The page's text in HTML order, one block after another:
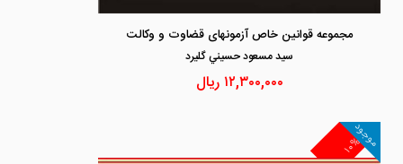
مجموعه قوانین خاص آزمونهای قضاوت و وکالت
سيد مسعود حسيني گليرد
۱۲,۳۰۰,۰۰۰ ریال
۱۰%
موجود